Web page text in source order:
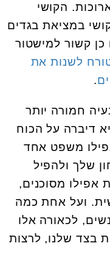
הקושי
במציאת בגדים
והוא גם כן קשור למישטור
לשנות את
.
חמורה יותר
דיברה על הכוח
משפט אחד
שלך ולהפיל
אפילו מסוכנים,
ועל אחת כמה
לכאורה אלו
בצד שלנו, לרצות